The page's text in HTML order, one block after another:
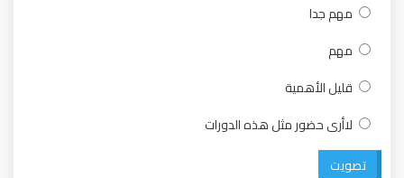
مهم جدا
مهم
قليل الأهمية
لاأرى حضور مثل هذه الدورات
تصويت